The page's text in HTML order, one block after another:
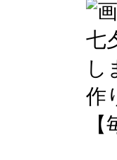
七
し
作